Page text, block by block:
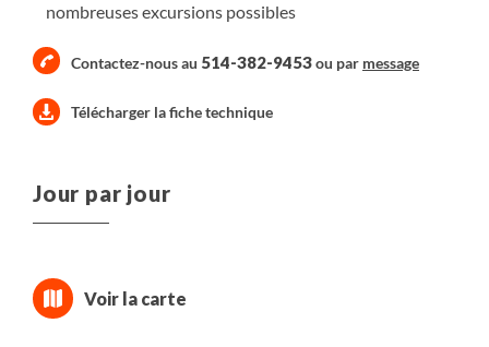
nombreuses excursions possibles
Contactez-nous au 514-382-9453ou par message
Télécharger la fiche technique
Jour par jour